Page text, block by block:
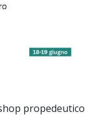
propedeutico